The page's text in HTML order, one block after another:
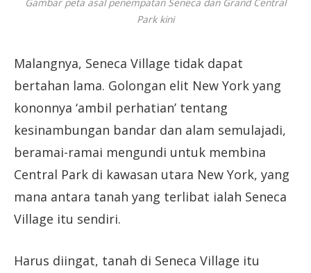
Park kini
Malangnya, Seneca Village tidak dapat
bertahan lama. Golongan elit New York yang
kononnya ‘ambil perhatian’ tentang
kesinambungan bandar dan alam semulajadi,
beramai-ramai mengundi untuk membina
Central Park di kawasan utara New York, yang
mana antara tanah yang terlibat ialah Seneca
Village itu sendiri.
Harus diingat, tanah di Seneca Village itu